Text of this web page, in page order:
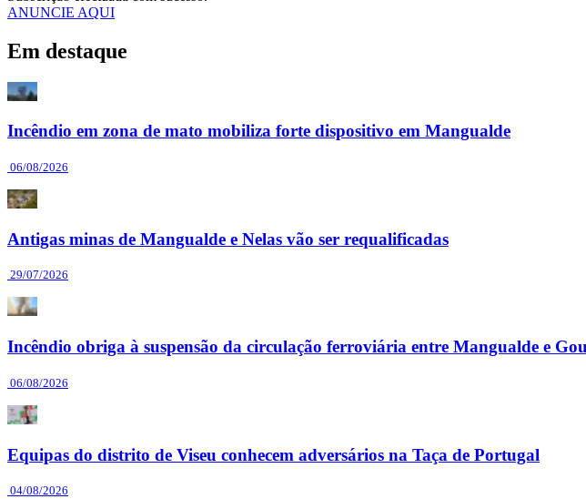
ANUNCIE AQUI
Em destaque
Incêndio em zona de mato mobiliza forte dispositivo em Mangualde
06/08/2026
Antigas minas de Mangualde e Nelas vão ser requalificadas
29/07/2026
Incêndio obriga à suspensão da circulação ferroviária entre Mangualde e
06/08/2026
Equipas do distrito de Viseu conhecem adversários na Taça de Portugal
04/08/2026